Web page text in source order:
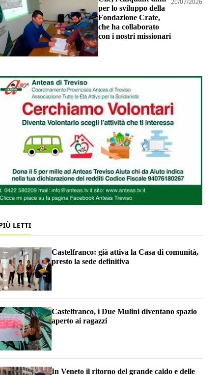
per lo sviluppo della
Fondazione Crate,
che ha collaborato
con i nostri missionari
LETTI
Castelfranco: già attiva la Casa di comunità,
presto la sede definitiva
Castelfranco, i Due Mulini diventano spazio
aperto ai ragazzi
In Veneto il ritorno del grande caldo e delle